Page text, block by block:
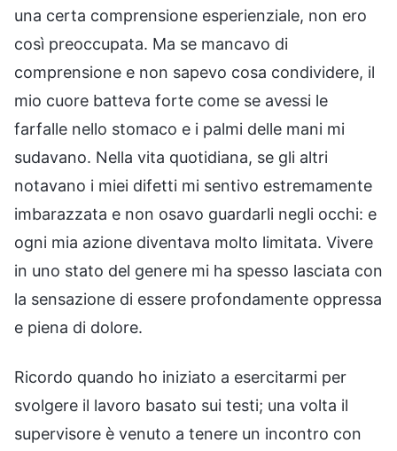
una certa comprensione esperienziale, non ero
così preoccupata. Ma se mancavo di
comprensione e non sapevo cosa condividere, il
mio cuore batteva forte come se avessi le
farfalle nello stomaco e i palmi delle mani mi
sudavano. Nella vita quotidiana, se gli altri
notavano i miei difetti mi sentivo estremamente
imbarazzata e non osavo guardarli negli occhi: e
ogni mia azione diventava molto limitata. Vivere
in uno stato del genere mi ha spesso lasciata con
la sensazione di essere profondamente oppressa
e piena di dolore.
Ricordo quando ho iniziato a esercitarmi per
svolgere il lavoro basato sui testi; una volta il
supervisore è venuto a tenere un incontro con